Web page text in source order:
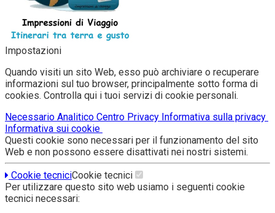
Impostazioni
Quando visiti un sito Web, esso può archiviare o recuperare
informazioni sul tuo browser, principalmente sotto forma di
cookies. Controlla qui i tuoi servizi di cookie personali.
Necessario Analitico Centro Privacy Informativa sulla privacy
Informativa sui cookie
Questi cookie sono necessari per il funzionamento del sito
Web e non possono essere disattivati nei nostri sistemi.
Cookie tecniciCookie tecnici
Per utilizzare questo sito web usiamo i seguenti cookie
tecnici necessari: